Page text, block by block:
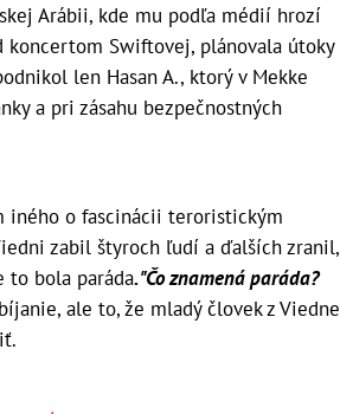
Arábii, kde mu podľa médií hrozí
Swiftovej, plánovala útoky
len Hasan A., ktorý v Mekke
a pri zásahu bezpečnostných
iného o fascinácii teroristickým
zabil štyroch ľudí a ďalších zranil,
to bola paráda. "Čo znamená paráda?
ale to, že mladý človek z Viedne